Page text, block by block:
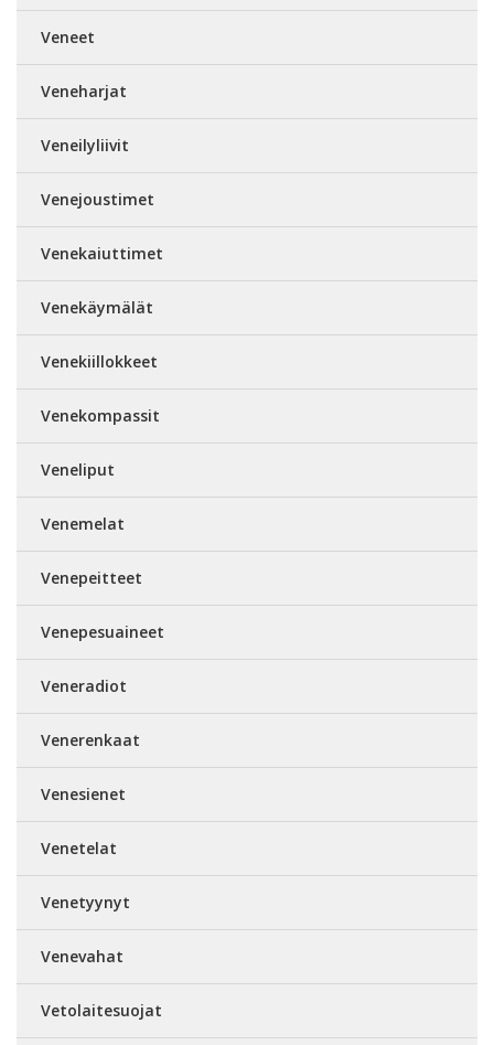
Veneet
Veneharjat
Veneilyliivit
Venejoustimet
Venekaiuttimet
Venekäymälät
Venekiillokkeet
Venekompassit
Veneliput
Venemelat
Venepeitteet
Venepesuaineet
Veneradiot
Venerenkaat
Venesienet
Venetelat
Venetyynyt
Venevahat
Vetolaitesuojat